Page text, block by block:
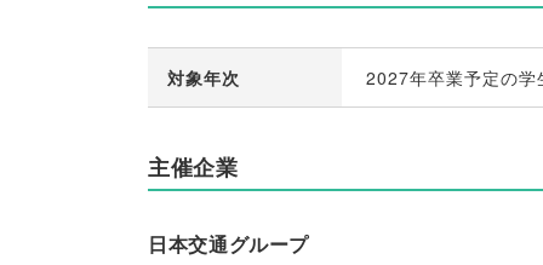
対象年次 2027年卒業予定の学
主催企業
日本交通グループ